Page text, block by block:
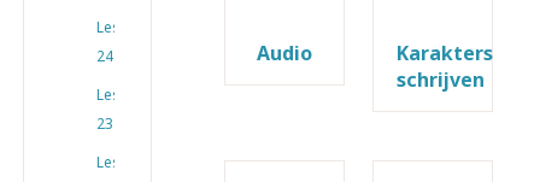
Les
24
Les
23
Les
Audio
Karakters
schrijven